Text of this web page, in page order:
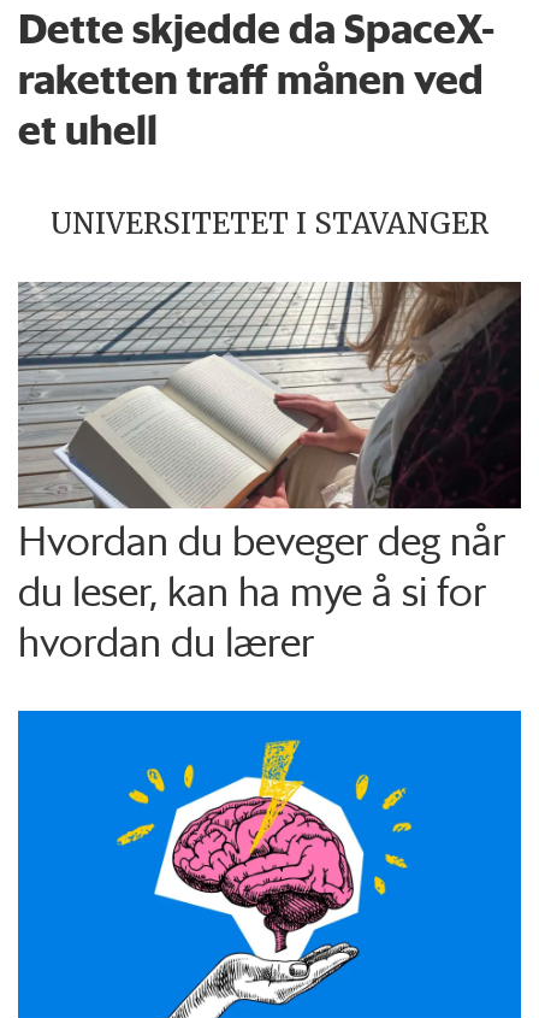
Dette skjedde da SpaceX-
raketten traff månen ved
et uhell
UNIVERSITETET I STAVANGER
Hvordan du beveger deg når
du leser, kan ha mye å si for
hvordan du lærer